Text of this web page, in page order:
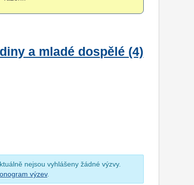
a mladé dospělé (4)
nejsou vyhlášeny žádné výzvy.
výzev.